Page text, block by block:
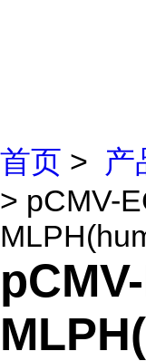
首页 > 产
> pCMV-